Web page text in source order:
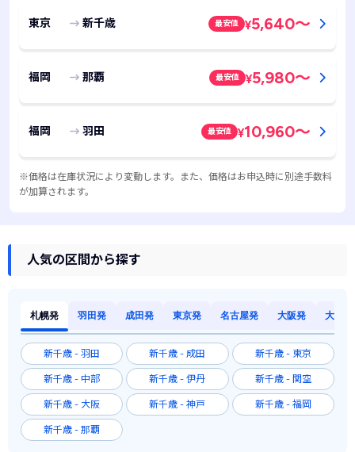
東京 新千歳 最安値 ¥5,640～
福岡 那覇 最安値 ¥5,980～
福岡 羽田 最安値 ¥10,960～
※価格は在庫状況により変動します。また、価格はお申込時に別途手数料
が加算されます。
人気の区間から探す
札幌発 羽田発 成田発 東京発 名古屋発 大阪発 大阪発
新千歳 - 羽田 新千歳 - 成田 新千歳 - 東京
新千歳 - 中部 新千歳 - 伊丹 新千歳 - 関空
新千歳 - 大阪 新千歳 - 神戸 新千歳 - 福岡
新千歳 - 那覇